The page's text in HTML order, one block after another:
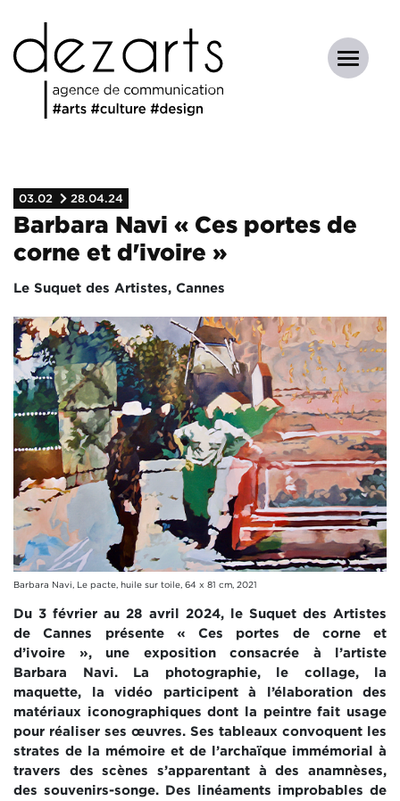
03.02 28.04.24
Barbara Navi « Ces portes de
corne et d'ivoire »
Le Suquet des Artistes, Cannes
Barbara Navi, Le pacte, huile sur toile, 64 x 81 cm, 2021
Du 3 février au 28 avril 2024, le Suquet des Artistes
de Cannes présente« Ces portes de corne et
d’ivoire », une exposition consacrée à l’artiste
Barbara Navi. La photographie, le collage, la
maquette, la vidéo participent à l’élaboration des
matériaux iconographiques dont la peintre fait usage
pour réaliser ses œuvres. Ses tableaux convoquent les
strates de la mémoire et de l’archaïque immémorial à
travers des scènes s’apparentant à des anamnèses,
des souvenirs-songe. Des linéaments improbables de